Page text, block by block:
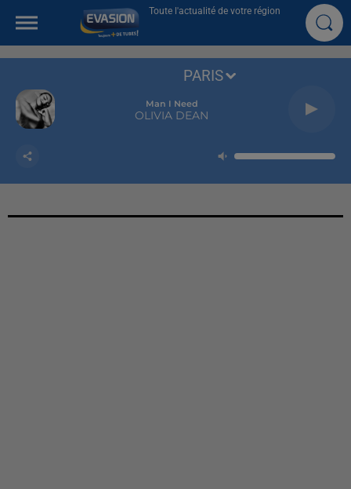
Toute l'actualité de votre région
Man I Need
OLIVIA DEAN
PARIS